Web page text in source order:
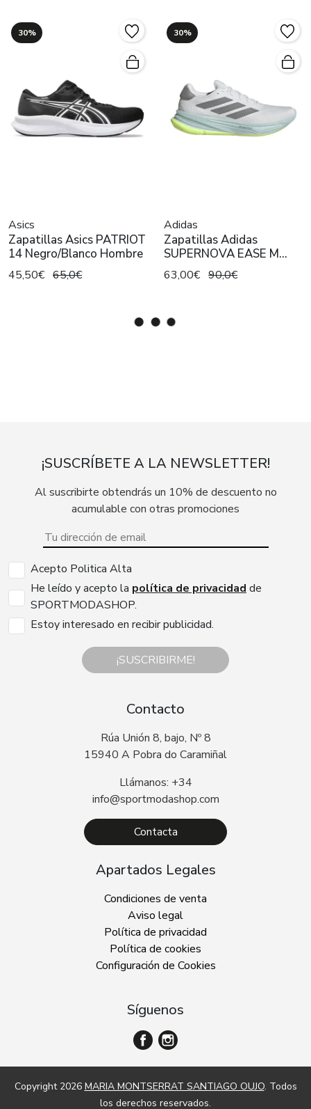
30%
Asics
Zapatillas Asics PATRIOT
14 Negro/Blanco Hombre
45,50€ 65,0€
30%
Adidas
Zapatillas Adidas
SUPERNOVA EASE M
Blanco Hombre
63,00€ 90,0€
¡SUSCRÍBETE A LA NEWSLETTER!
Al suscribirte obtendrás un 10% de descuento no
acumulable con otras promociones
Acepto Politica Alta
He leído y acepto la política de privacidad de
SPORTMODASHOP.
Estoy interesado en recibir publicidad.
¡SUSCRIBIRME!
Contacto
Rúa Unión 8, bajo, Nº 8
15940 A Pobra do Caramiñal
Llámanos: +34
info@sportmodashop.com
Contacta
Apartados Legales
Condiciones de venta
Aviso legal
Política de privacidad
Política de cookies
Configuración de Cookies
Síguenos
Copyright 2026 MARIA MONTSERRAT SANTIAGO OUJO. Todos
los derechos reservados.